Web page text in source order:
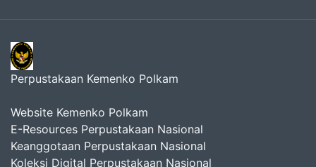
Perpustakaan Kemenko Polkam
Website Kemenko Polkam
E-Resources Perpustakaan Nasional
Keanggotaan Perpustakaan Nasional
Koleksi Digital Perpustakaan Nasional